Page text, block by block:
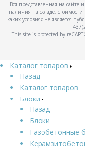
Вся представленная на сайте
наличия на складе,
каких условиях не является
This site is protected by
Каталог товаров
Назад
Каталог товаров
Блоки
Назад
Блоки
Газобетонные